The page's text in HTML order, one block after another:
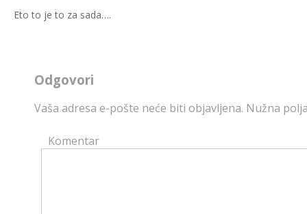
Eto to je to za sada….
Odgovori
Vaša adresa e-pošte neće biti objavljena. Nužna
Komentar